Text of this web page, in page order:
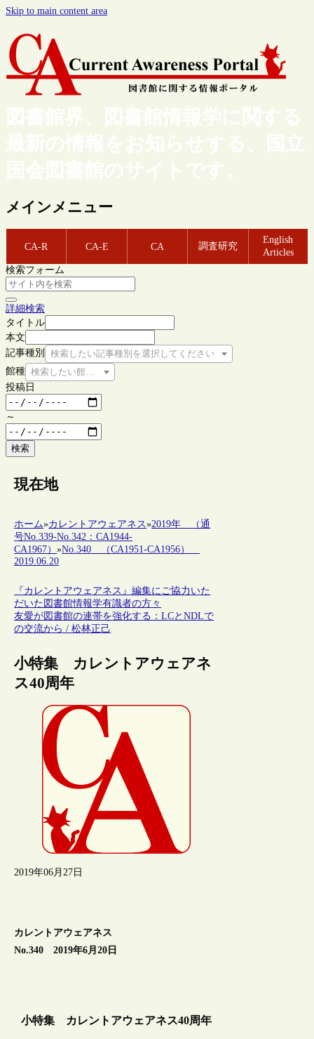
Skip to main content area
図書館界、図書館情報学に関する
最新の情報をお知らせする、国立
国会図書館のサイトです。
メインメニュー
CA-R CA-E CA 調査研究
English
Articles
検索フォーム
詳細検索
タイトル
本文
記事種別
検索したい記事種別を選択してください
館種 検索したい館種を選択してください
投稿日
～
検索
現在地
ホーム»カレントアウェアネス»2019年 （通
号No.339-No.342：CA1944-
CA1967）»No.340 （CA1951-CA1956）
2019.06.20
『カレントアウェアネス』編集にご協力いた
だいた図書館情報学有識者の方々
友愛が図書館の連帯を強化する：LCとNDLで
の交流から / 松林正己
小特集 カレントアウェアネ
ス40周年
2019年06月27日
カレントアウェアネス
No.340 2019年6月20日
小特集 カレントアウェアネス40周年